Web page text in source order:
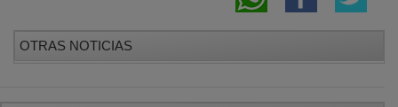
OTRAS NOTICIAS